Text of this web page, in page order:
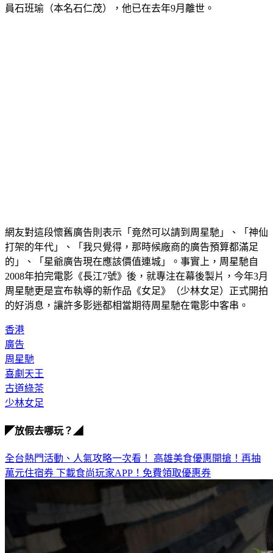
員石班瑜（本名石仁茂），他已在去年9月離世。
網友對這段懷舊廣告則表示「竟然可以請到周星馳」、「神仙
打架的年代」、「我只覺得，那時候廠商的廣告預算都滿足
的」、「星爺廣告現在應該價值連城」。事實上，周星馳自
2008年拍完電影《長江7號》後，就專注在幕後製片，今年3月
周星馳更是宣布執導的新作品《女足》（少林女足）正式開拍
的好消息，讓許多影迷都相當期待周星馳在電影中客串。
香港
廣告
周星馳
喜劇天王
古道綠茶
少林女足
◤放假去哪玩？◢
全台熱門活動、人氣攻略一次看！ 高雄美食優惠開搶！再抽
萬元住宿券 下載食尚玩家APP！免費領取優惠券